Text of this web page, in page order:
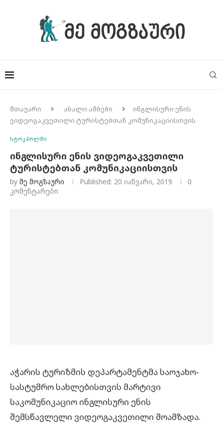
მთავარი ახალი ამბები
ინგლისური ენის
ვიდეოგაკვეთილი ტურისტებთან კომუნიკაციისთვის
სტოკჰოლმი
ინგლისური ენის ვიდეოგაკვეთილი
ტურისტებთან კომუნიკაციისთვის
by Მე Მოგზაური Published: 20 იანვარი, 2019
0
კომენტარები
აჭარის ტურიზმის დეპარტამენტმა საოჯახო-
სასტუმრო სახლებისთვის მარტივი
საკომუნიკაციო ინგლისური ენის
შემსწავლელი ვიდეოგაკვეთილი მოამზადა.